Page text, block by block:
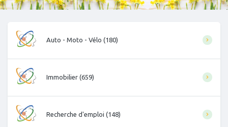
Auto - Moto - Vélo (180)
Immobilier (659)
Recherche d'emploi (148)